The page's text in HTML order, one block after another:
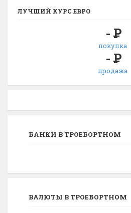
ЛУЧШИЙ КУРС ЕВРО
- Р
покупка
- Р
продажа
БАНКИ В ТРОЕБОРТНОМ
ВАЛЮТЫ В ТРОЕБОРТНОМ